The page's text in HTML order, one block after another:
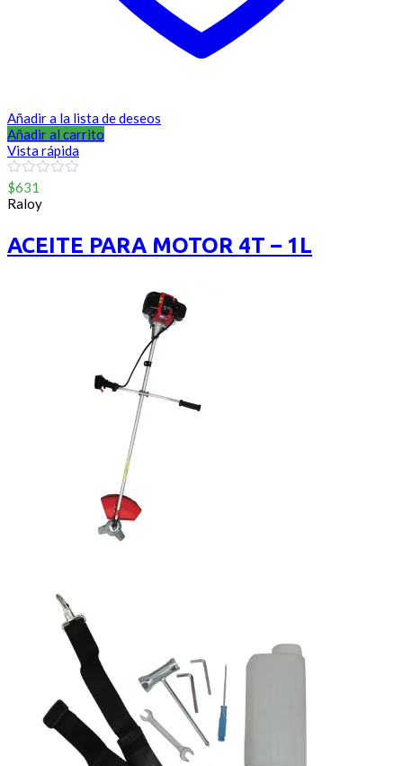
Añadir a la lista de deseos
Añadir al carrito
Vista rápida
0
out
of
$631
Raloy
ACEITE PARA MOTOR 4T – 1L